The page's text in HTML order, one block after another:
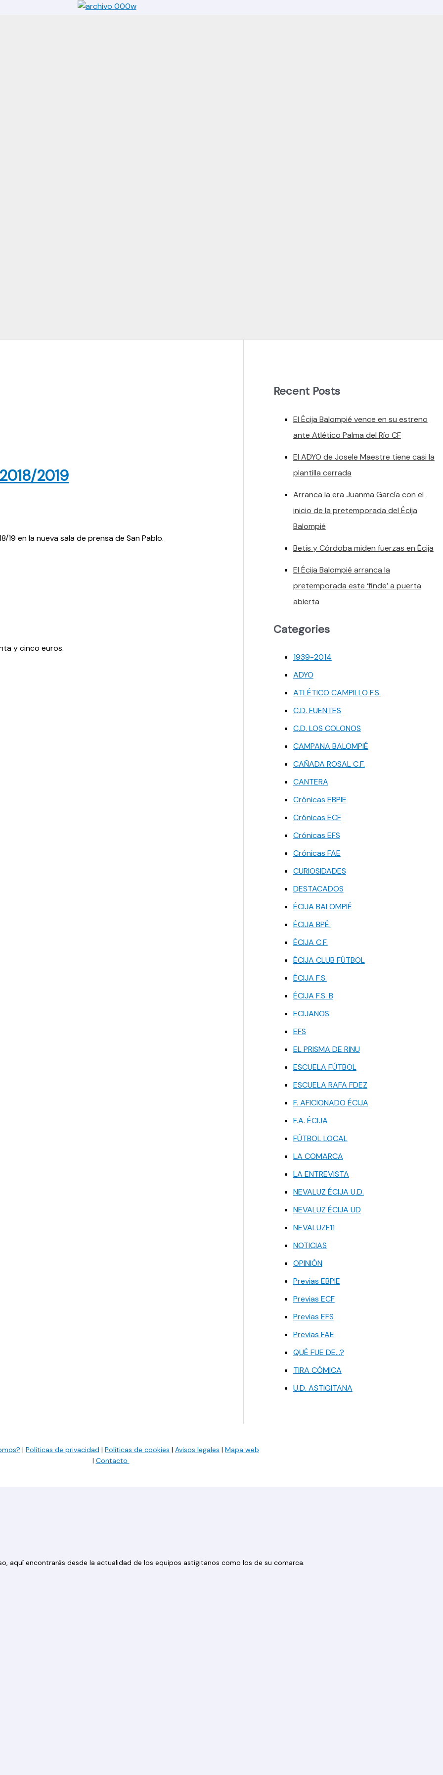
2019
en la nueva sala de prensa de San Pablo.
y cinco euros.
Recent Posts
El Écija Balompié vence en su estreno
ante Atlético Palma del Río CF
El ADYO de Josele Maestre tiene casi la
plantilla cerrada
Arranca la era Juanma García con el
inicio de la pretemporada del Écija
Balompié
Betis y Córdoba miden fuerzas en Écija
El Écija Balompié arranca la
pretemporada este ‘finde’ a puerta
abierta
Categories
1939-2014
ADYO
ATLÉTICO CAMPILLO F.S.
C.D. FUENTES
C.D. LOS COLONOS
CAMPANA BALOMPIÉ
CAÑADA ROSAL C.F.
CANTERA
Crónicas EBPIE
Crónicas ECF
Crónicas EFS
Crónicas FAE
CURIOSIDADES
DESTACADOS
ÉCIJA BALOMPIÉ
ÉCIJA BPÉ.
ÉCIJA C.F.
ÉCIJA CLUB FÚTBOL
ÉCIJA F.S.
ÉCIJA F.S. B
ECIJANOS
EFS
EL PRISMA DE RINU
ESCUELA FÚTBOL
ESCUELA RAFA FDEZ
F. AFICIONADO ÉCIJA
F.A. ÉCIJA
FÚTBOL LOCAL
LA COMARCA
LA ENTREVISTA
NEVALUZ ÉCIJA U.D.
NEVALUZ ÉCIJA UD
NEVALUZF11
NOTICIAS
OPINIÓN
Previas EBPIE
Previas ECF
Previas EFS
Previas FAE
QUÉ FUE DE…?
TIRA CÓMICA
U.D. ASTIGITANA
| Políticas de privacidad | Políticas de cookies | Avisos legales | Mapa web
| Contacto
aquí encontrarás desde la actualidad de los equipos astigitanos como los de su comarca.